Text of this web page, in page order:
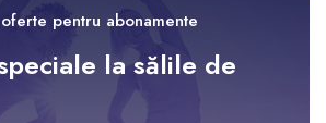
pentru abonamente
la sălile de